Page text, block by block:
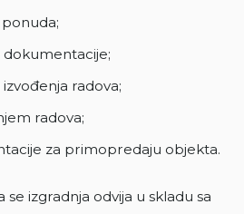
radova;
radova;
za primopredaju objekta.
izgradnja odvija u skladu sa